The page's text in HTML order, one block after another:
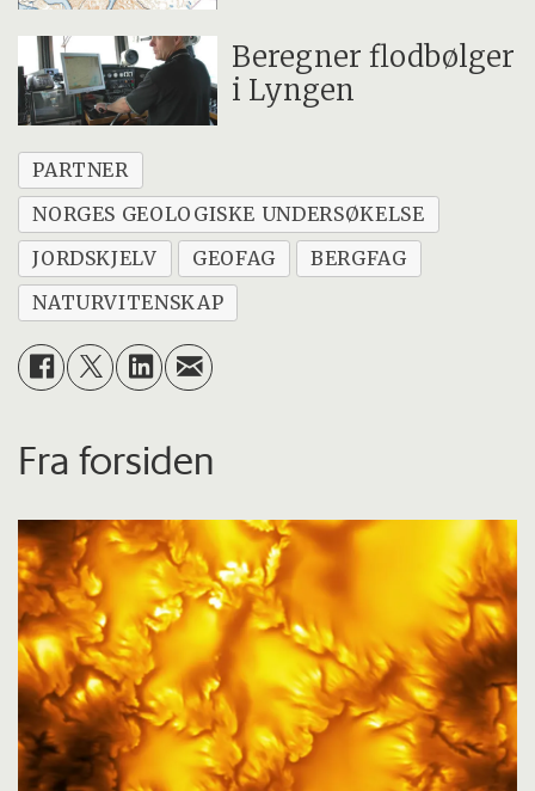
Beregner flodbølger
i Lyngen
PARTNER
NORGES GEOLOGISKE UNDERSØKELSE
JORDSKJELV
GEOFAG
BERGFAG
NATURVITENSKAP
Fra forsiden